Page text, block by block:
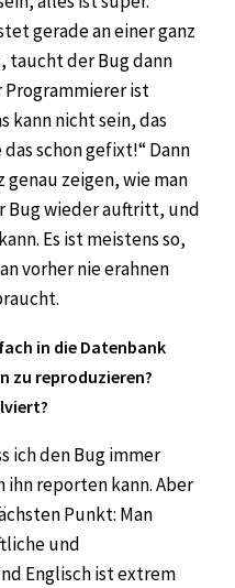
gerade an einer ganz
taucht der Bug dann
ist
kann nicht sein, das
schon gefixt!“ Dann
genau zeigen, wie man
Bug wieder auftritt, und
Es ist meistens so,
vorher nie erahnen
in die Datenbank
zu reproduzieren?
ich den Bug immer
reporten kann. Aber
Punkt: Man
und
Englisch ist extrem